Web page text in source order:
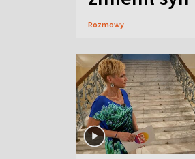
Rozmowy